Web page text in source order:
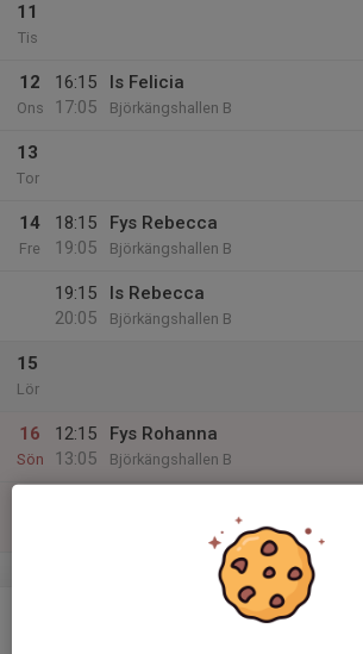
11
Tis
12
Ons
16:15
17:05
Is Felicia
Björkängshallen B
13
Tor
14
Fre
18:15
19:05
Fys Rebecca
Björkängshallen B
19:15
20:05
Is Rebecca
Björkängshallen B
15
Lör
16
Sön
12:15
13:05
Fys Rohanna
Björkängshallen B
Björkängshallen B
v.34